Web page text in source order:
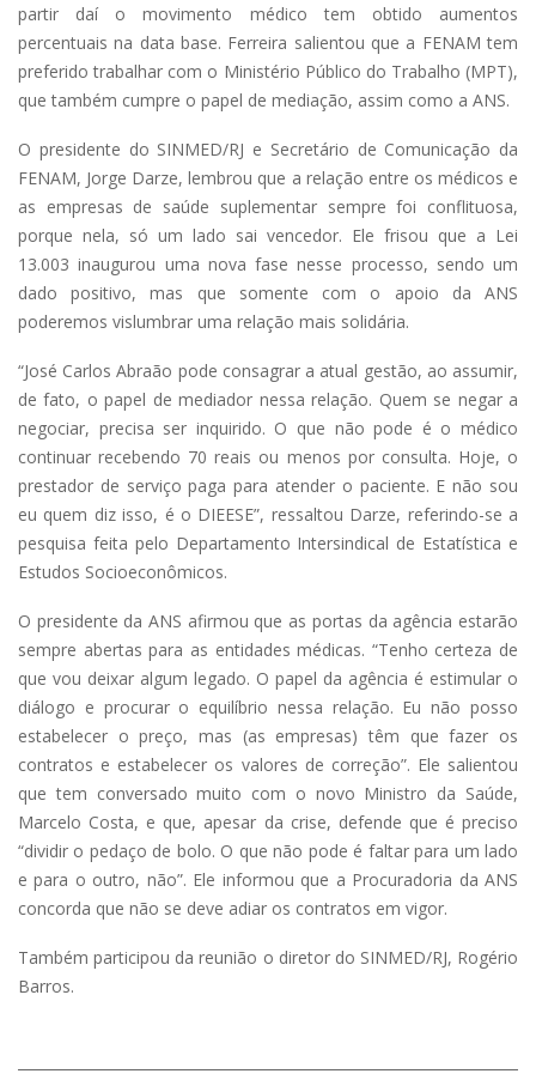
partir daí o movimento médico tem obtido aumentos
percentuais na data base. Ferreira salientou que a FENAM tem
preferido trabalhar com o Ministério Público do Trabalho (MPT),
que também cumpre o papel de mediação, assim como a ANS.
O presidente do SINMED/RJ e Secretário de Comunicação da
FENAM, Jorge Darze, lembrou que a relação entre os médicos e
as empresas de saúde suplementar sempre foi conflituosa,
porque nela, só um lado sai vencedor. Ele frisou que a Lei
13.003 inaugurou uma nova fase nesse processo, sendo um
dado positivo, mas que somente com o apoio da ANS
poderemos vislumbrar uma relação mais solidária.
“José Carlos Abraão pode consagrar a atual gestão, ao assumir,
de fato, o papel de mediador nessa relação. Quem se negar a
negociar, precisa ser inquirido. O que não pode é o médico
continuar recebendo 70 reais ou menos por consulta. Hoje, o
prestador de serviço paga para atender o paciente. E não sou
eu quem diz isso, é o DIEESE”, ressaltou Darze, referindo-se a
pesquisa feita pelo Departamento Intersindical de Estatística e
Estudos Socioeconômicos.
O presidente da ANS afirmou que as portas da agência estarão
sempre abertas para as entidades médicas. “Tenho certeza de
que vou deixar algum legado. O papel da agência é estimular o
diálogo e procurar o equilíbrio nessa relação. Eu não posso
estabelecer o preço, mas (as empresas) têm que fazer os
contratos e estabelecer os valores de correção”. Ele salientou
que tem conversado muito com o novo Ministro da Saúde,
Marcelo Costa, e que, apesar da crise, defende que é preciso
“dividir o pedaço de bolo. O que não pode é faltar para um lado
e para o outro, não”. Ele informou que a Procuradoria da ANS
concorda que não se deve adiar os contratos em vigor.
Também participou da reunião o diretor do SINMED/RJ, Rogério
Barros.